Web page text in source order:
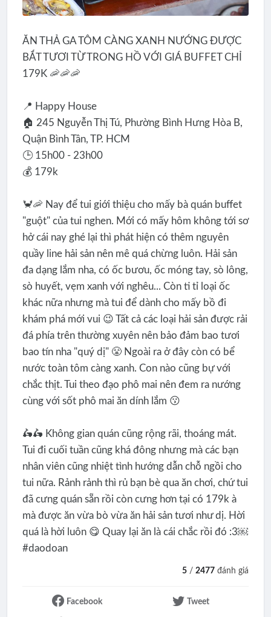
ĂN THẢ GA TÔM CÀNG XANH NƯỚNG ĐƯỢC
BẮT TƯƠI TỪ TRONG HỒ VỚI GIÁ BUFFET CHỈ
179K 🦐🦐🦐
📍 Happy House
🏠 245 Nguyễn Thị Tú, Phường Bình Hưng Hòa B,
Quận Bình Tân, TP. HCM
🕒 15h00 - 23h00
💰 179k
🦀🦐 Nay để tui giới thiệu cho mấy bà quán buffet
"guột" của tui nghen. Mới có mấy hôm không tới sơ
hở cái nay ghé lại thì phát hiện có thêm nguyên
quầy line hải sản nên mê quá chừng luôn. Hải sản
đa dạng lắm nha, có ốc bươu, ốc móng tay, sò lông,
sò huyết, vẹm xanh với nghêu... Còn ti tỉ loại ốc
khác nữa nhưng mà tui để dành cho mấy bồ đi
khám phá mới vui 😉 Tất cả các loại hải sản được rải
đá phía trên thường xuyên nên bảo đảm bao tươi
bao tín nha "quý dị" 😤 Ngoài ra ở đây còn có bể
nước toàn tôm càng xanh. Con nào cũng bự với
chắc thịt. Tui theo đạo phô mai nên đem ra nướng
cùng với sốt phô mai ăn dính lắm 😗
🛵🛵 Không gian quán cũng rộng rãi, thoáng mát.
Tui đi cuối tuần cũng khá đông nhưng mà các bạn
nhân viên cũng nhiệt tình hướng dẫn chỗ ngồi cho
tui nữa. Rảnh rảnh thì rủ bạn bè qua ăn chơi, chứ tui
đã cưng quán sẵn rồi còn cưng hơn tại có 179k à
mà được ăn vừa bò vừa ăn hải sản tươi như dị. Hời
quá là hời luôn 😋 Quay lại ăn là cái chắc rồi đó :3￼
#daodoan
5 /2477 đánh giá
Facebook Tweet